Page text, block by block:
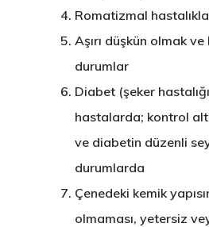
Romatizmal
Aşırı düşkün olmak
durumlar
Diabet (şeker
hastalarda; kontrol
ve diabetin düzenli
durumlarda
Çenedeki kemik
olmaması, yetersiz